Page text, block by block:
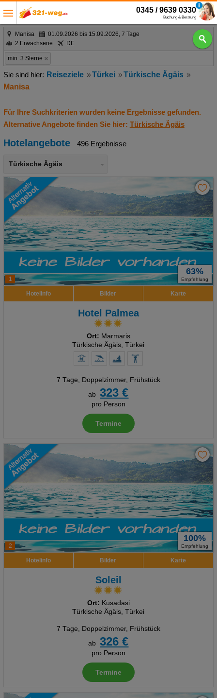
0345 / 9639 0330
Buchung & Beratung
Manisa
01.09.2026 bis 15.09.2026, 7 Tage
2 Erwachsene
DE
min. 3 Sterne
Reiseziele Türkei
Türkische Ägäis
Manisa
Für Ihre Suchkriterien wurden keine Ergebnisse gefunden.
Alternative Angebote finden Sie hier: Türkische Ägäis
Hotelangebote 496 Ergebnisse
Türkische Ägäis
1
63%
Empfehlung
Hotelinfo Bilder Karte
Hotel Palmea
Ort: Marmaris
Türkische Ägäis, Türkei
7 Tage, Doppelzimmer, Frühstück
ab
323 €
pro Person
Termine
2
100%
Empfehlung
Hotelinfo Bilder Karte
Soleil
Ort: Kusadasi
Türkische Ägäis, Türkei
7 Tage, Doppelzimmer, Frühstück
ab
326 €
pro Person
Termine